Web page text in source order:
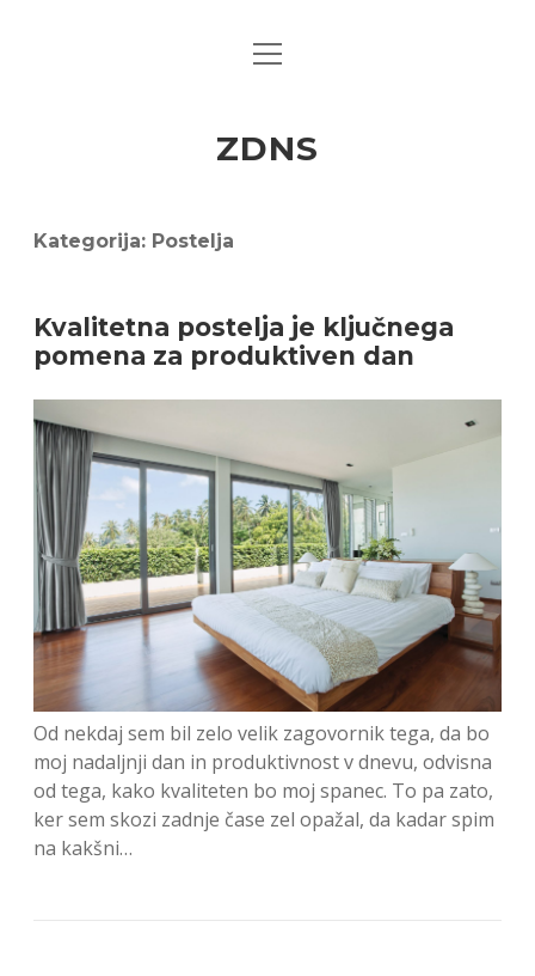
open
ZDNS
Kategorija: Postelja
Kvalitetna postelja je ključnega
pomena za produktiven dan
Od nekdaj sem bil zelo velik zagovornik tega, da bo
moj nadaljnji dan in produktivnost v dnevu, odvisna
od tega, kako kvaliteten bo moj spanec. To pa zato,
ker sem skozi zadnje čase zel opažal, da kadar spim
na kakšni…